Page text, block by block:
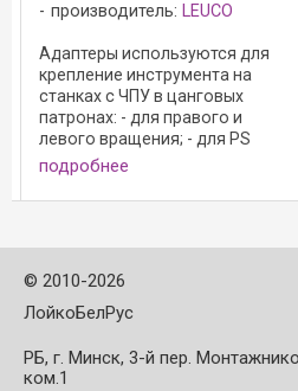
производитель: LEUCO
Адаптеры используются для
крепление инструмента на
станках с ЧПУ в цанговых
патронах: - для правого и
левого вращения; - для PS
2000-E требуется винт
регулировки длины № 172921; -
длина зажима L2 = 30 и 36 мм
фрезерных ...
подробнее
© 2010-2026
ЛойкоБелРус
РБ, г. Минск, 3-й пер.
ком.1